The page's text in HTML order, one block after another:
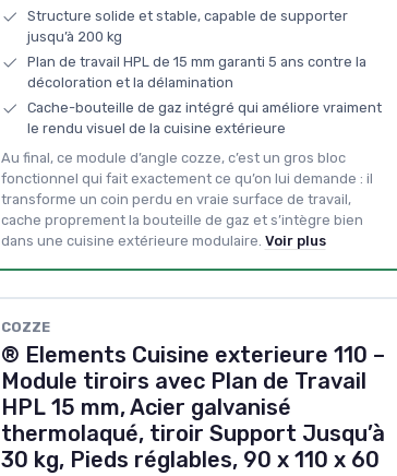
Structure solide et stable, capable de supporter
jusqu’à 200 kg
Plan de travail HPL de 15 mm garanti 5 ans contre la
décoloration et la délamination
Cache-bouteille de gaz intégré qui améliore vraiment
le rendu visuel de la cuisine extérieure
Au final, ce module d’angle cozze, c’est un gros bloc
fonctionnel qui fait exactement ce qu’on lui demande : il
transforme un coin perdu en vraie surface de travail,
cache proprement la bouteille de gaz et s’intègre bien
dans une cuisine extérieure modulaire. Voir plus
COZZE
® Elements Cuisine exterieure 110 –
Module tiroirs avec Plan de Travail
HPL 15 mm, Acier galvanisé
thermolaqué, tiroir Support Jusqu’à
30 kg, Pieds réglables, 90 x 110 x 60